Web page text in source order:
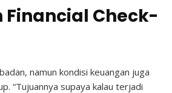
Financial Check-
namun kondisi keuangan juga
“Tujuannya supaya kalau terjadi